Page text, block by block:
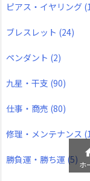
ピアス・イヤリング
ブレスレット (24)
ペンダント (2)
九星・干支 (90)
仕事・商売 (80)
修理・メンテナンス
勝負運・勝ち運 (5) ホ